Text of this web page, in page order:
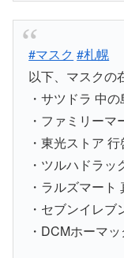
#マスク #札幌
以下、マスクの
・サツドラ 中
・ファミリー
・東光ストア
・ツルハドラッ
・ラルズマート
・セブンイレ
・DCMホーマ